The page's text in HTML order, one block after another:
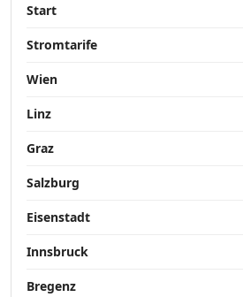
Start
Stromtarife
Wien
Linz
Graz
Salzburg
Eisenstadt
Innsbruck
Bregenz